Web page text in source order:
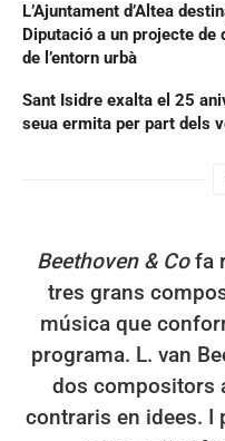
L’Ajuntament d’Altea
Diputació a un projecte
de l’entorn urbà
Sant Isidre exalta el 25
seua ermita per part dels
Beethoven & Cofa
tres grans
música que
programa. L. van
dos compositors
contraris en idees. I